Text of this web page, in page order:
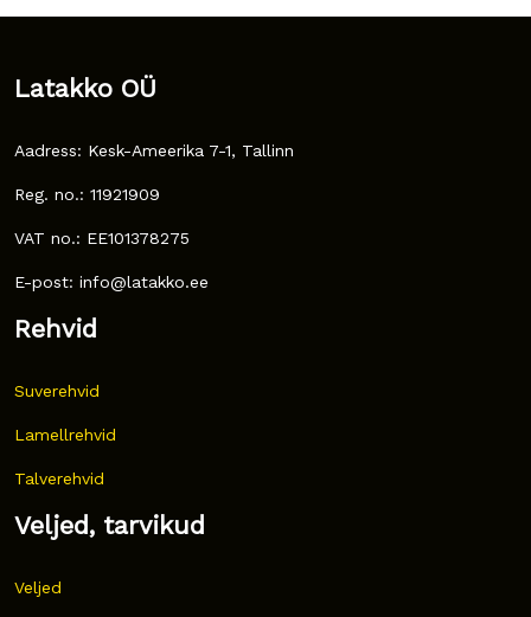
Latakko OÜ
Aadress: Kesk-Ameerika 7-1, Tallinn
Reg. no.: 11921909
VAT no.: EE101378275
E-post: info@latakko.ee
Rehvid
Suverehvid
Lamellrehvid
Talverehvid
Veljed, tarvikud
Veljed